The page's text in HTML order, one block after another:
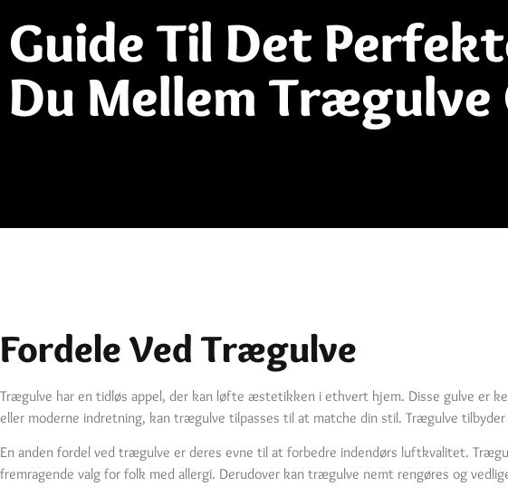
Guide Til Det
Du Mellem
Fordele Ved Trægulve
Trægulve har en tidløs appel, der kan løfte æstetikken i ethvert hjem. Disse gulve er
eller moderne indretning, kan trægulve tilpasses til at matche din stil. Trægulve
En anden fordel ved trægulve er deres evne til at forbedre indendørs luftkvalitet.
fremragende valg for folk med allergi. Derudover kan trægulve nemt rengøres og